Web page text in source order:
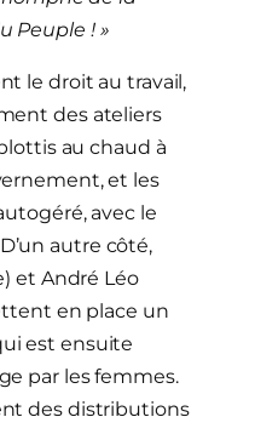
Peuple ! »
le droit au travail,
des ateliers
au chaud à
et les
avec le
autre côté,
et André Léo
en place un
est ensuite
par les femmes.
des distributions